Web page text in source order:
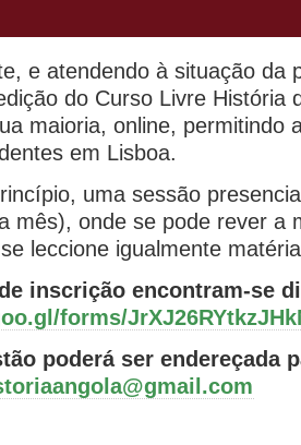
e atendendo à situação da
do Curso Livre História
maioria, online, permitindo
em Lisboa.
uma sessão
mês), onde se pode rever a
leccione igualmente
inscrição encontram-se
forms/
poderá ser endereçada